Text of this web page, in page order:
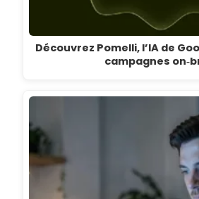
Découvrez Pomelli, l’IA de
campagnes